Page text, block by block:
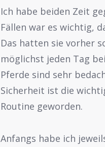
Ich habe beiden Zeit
Fällen war es wichtig,
Das hatten sie vorher
möglichst jeden Tag
Pferde sind sehr
Sicherheit ist die
Routine geworden.
Anfangs habe ich